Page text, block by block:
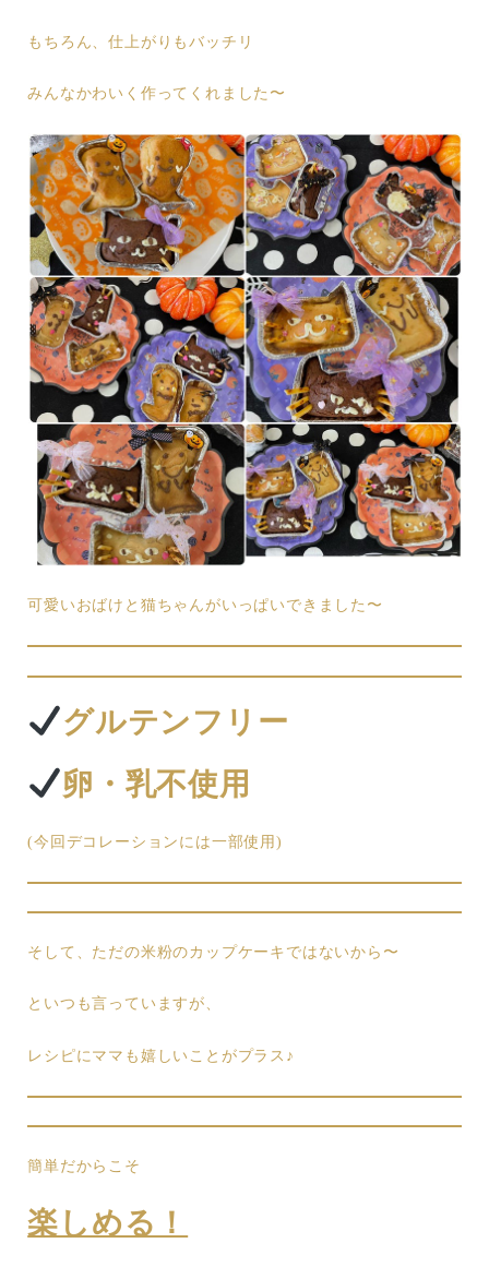
もちろん、仕上がりもバッチリ
みんなかわいく作ってくれました〜
可愛いおばけと猫ちゃんがいっぱいできました〜
グルテンフリー
卵・乳不使用
(今回デコレーションには一部使用)
そして、ただの米粉のカップケーキではないから〜
といつも言っていますが、
レシピにママも嬉しいことがプラス♪
簡単だからこそ
楽しめる！